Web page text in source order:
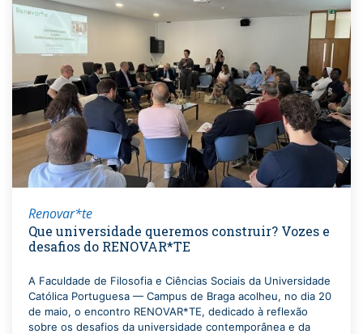
Renovar*te
Que universidade queremos construir? Vozes e
desafios do RENOVAR*TE
A Faculdade de Filosofia e Ciências Sociais da Universidade
Católica Portuguesa — Campus de Braga acolheu, no dia 20
de maio, o encontro RENOVAR*TE, dedicado à reflexão
sobre os desafios da universidade contemporânea e da